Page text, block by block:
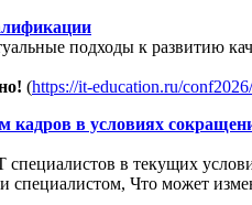
подходы к развитию
(https://it-education.ru/
в условиях
специалистов в текущих
Что может